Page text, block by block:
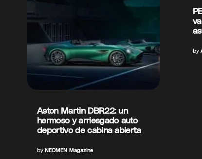
Aston Martin DBR22: un
hermoso y arriesgado auto
deportivo de cabina abierta
by NEOMEN Magazine
by